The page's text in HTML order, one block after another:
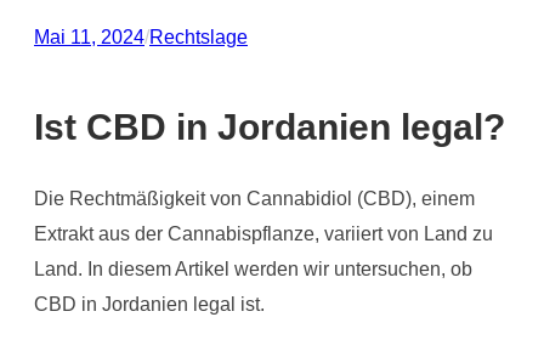
Mai 11, 2024/Rechtslage
Ist CBD in Jordanien legal?
Die Rechtmäßigkeit von Cannabidiol (CBD), einem
Extrakt aus der Cannabispflanze, variiert von Land zu
Land. In diesem Artikel werden wir untersuchen, ob
CBD in Jordanien legal ist.